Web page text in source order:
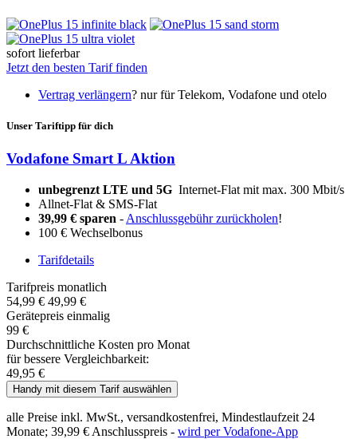
sofort lieferbar
Jetzt den besten Tarif finden
Vertrag verlängern? nur für Telekom, Vodafone und otelo
Unser Tariftipp für dich
Vodafone Smart L Aktion
unbegrenzt LTE und 5G Internet-Flat mit max. 300 Mbit/s
Allnet-Flat & SMS-Flat
39,99 € sparen - Anschlussgebühr zurückholen!
100 € Wechselbonus
Tarifdetails
Tarifpreis monatlich
54,99 € 49,99 €
Gerätepreis einmalig
99 €
Durchschnittliche Kosten pro Monat
für bessere Vergleichbarkeit:
49,95 €
Handy mit diesem Tarif auswählen
alle Preise inkl. MwSt., versandkostenfrei, Mindestlaufzeit 24
Monate; 39,99 € Anschlusspreis - wird per Vodafone-App